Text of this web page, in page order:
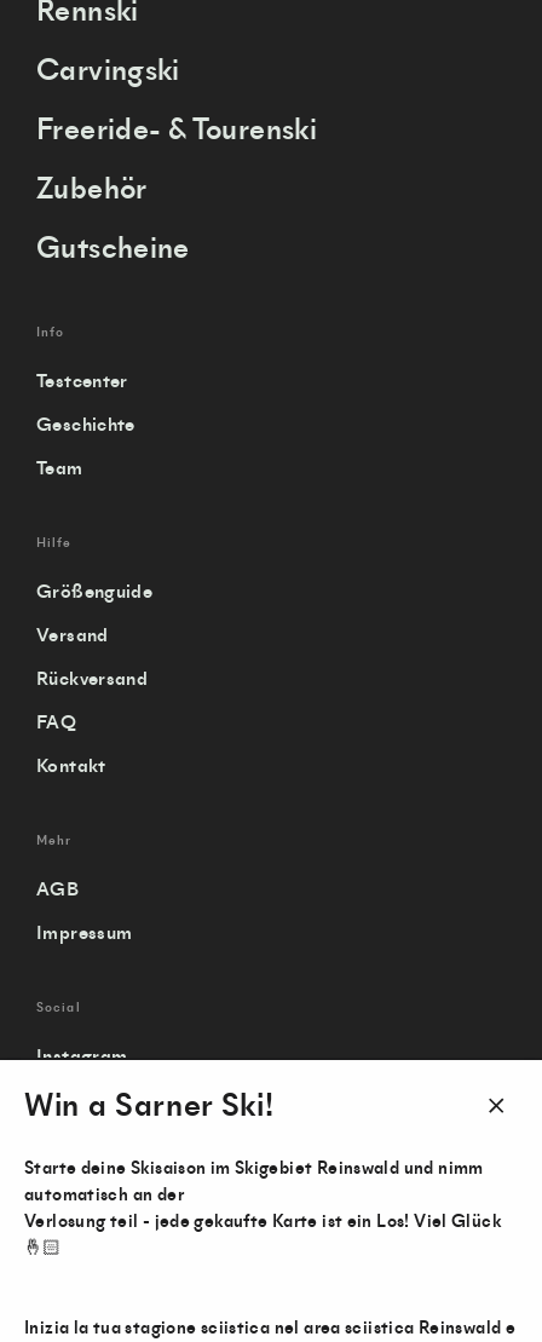
Win a Sarner Ski!
Starte deine Skisaison im Skigebiet Reinswald und nimm
automatisch an der
Verlosung teil - jede gekaufte Karte ist ein Los! Viel Glück
🤞🏻
Inizia la tua stagione sciistica nel area sciistica Reinswald e
Rennski
Carvingski
Freeride- & Tourenski
Zubehör
Gutscheine
Info
Testcenter
Geschichte
Team
Hilfe
Größenguide
Versand
Rückversand
FAQ
Kontakt
Mehr
AGB
Impressum
Social
Instagram
Facebook
Sarner Ski vereinfachte GmbH • Roher Leiten 12 • 39058